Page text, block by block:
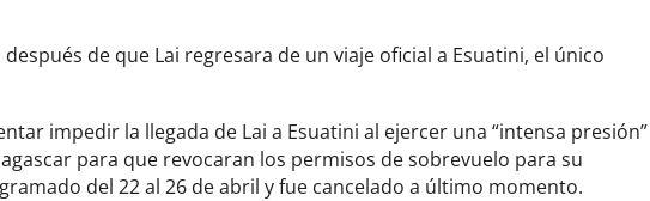
de que Lai regresara de un viaje oficial a Esuatini, el único
impedir la llegada de Lai a Esuatini al ejercer una “intensa presión”
para que revocaran los permisos de sobrevuelo para su
del 22 al 26 de abril y fue cancelado a último momento.